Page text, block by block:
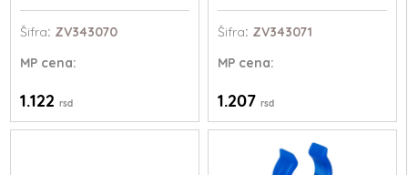
Šifra: ZV343070
MP cena:
1.122rsd
Šifra: ZV343071
MPcena:
1.207 rsd